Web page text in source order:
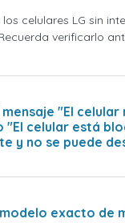
celulares LG sin
verificarlo
"El celular
"El celular está
y no se puede
exacto de